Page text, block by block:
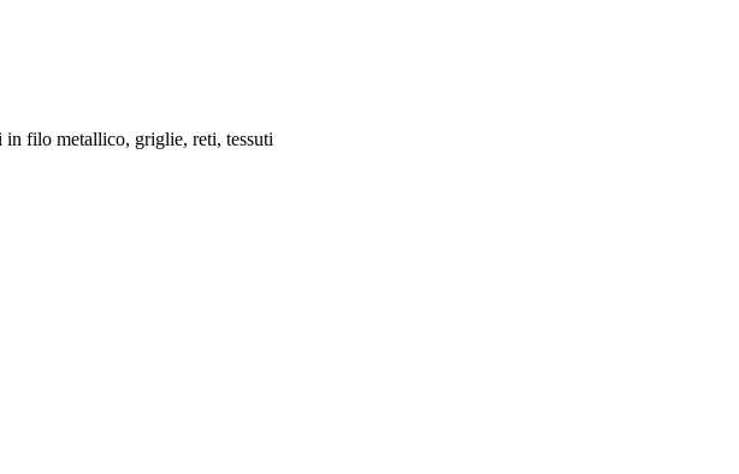
filo metallico, griglie, reti, tessuti